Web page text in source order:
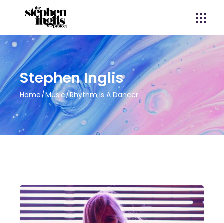
Stephen Inglis
Home Music Rhythm Is A Dancer